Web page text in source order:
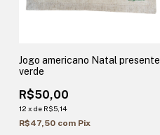
Jogo americano Natal presente
verde
R$50,00
12 xde R$5,14
R$47,50 com Pix